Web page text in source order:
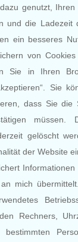
genutzt, Ihren
und die Ladezeit
ein besseres
von
Sie in Ihren
Sie
dass Sie die
müssen.
gelöscht
der Website
mich
Rechners,